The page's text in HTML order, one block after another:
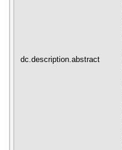
dc.description.abstract